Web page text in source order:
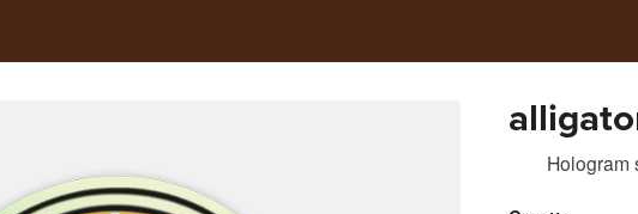
Hologram